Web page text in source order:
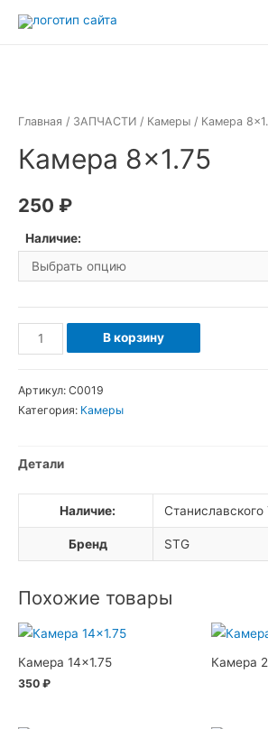
Главная / ЗАПЧАСТИ / Камеры / Камера
Камера 8×1.75
250 ₽
Наличие:
Количество
товара
8x1.75
В корзину
Артикул: С0019
Категория: Камеры
Детали
Наличие:
Бренд STG
Похожие товары
Камера 14×1.75
350 ₽
Камера